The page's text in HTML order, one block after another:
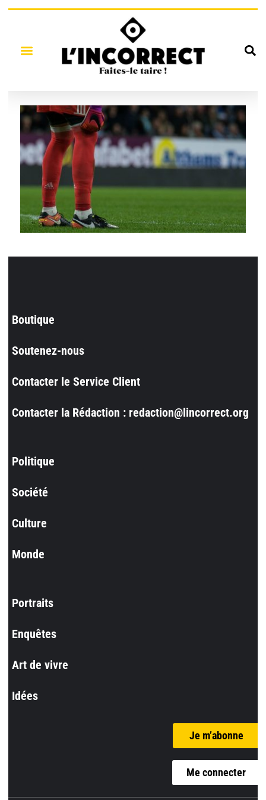
Boutique
Soutenez-nous
Contacter le Service Client
Contacter la Rédaction : redaction@lincorrect.org
Politique
Société
Culture
Monde
Portraits
Enquêtes
Art de vivre
Idées
Je m’abonne
Me connecter